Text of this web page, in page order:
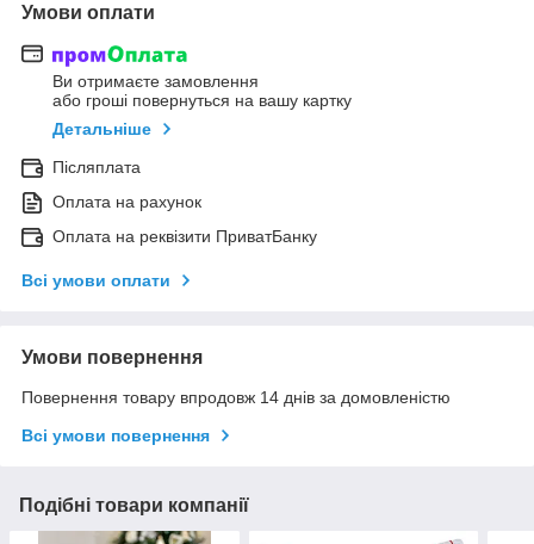
Умови оплати
Ви отримаєте замовлення
або гроші повернуться на вашу картку
Детальніше
Післяплата
Оплата на рахунок
Оплата на реквізити ПриватБанку
Всі умови оплати
Умови повернення
Повернення товару впродовж 14 днів за домовленістю
Всі умови повернення
Подібні товари компанії